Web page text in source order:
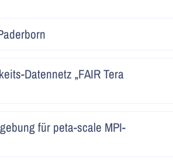
Datennetz „FAIR Tera
für peta-scale MPI-